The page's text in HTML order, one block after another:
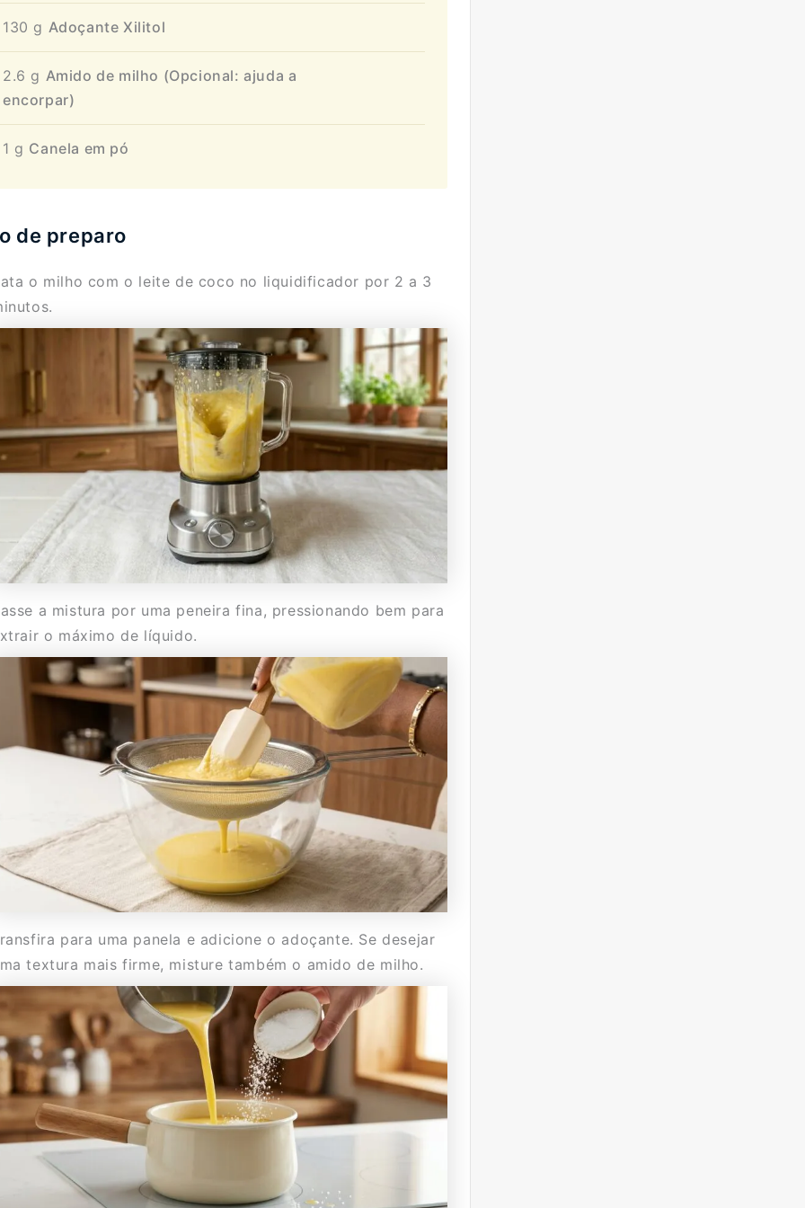
130 g Adoçante Xilitol
2.6 g Amido de milho (Opcional: ajuda a
encorpar)
1 g Canela em pó
de preparo
o milho com o leite de coco no liquidificador por 2 a 3
a mistura por uma peneira fina, pressionando bem para
o máximo de líquido.
para uma panela e adicione o adoçante. Se desejar
textura mais firme, misture também o amido de milho.